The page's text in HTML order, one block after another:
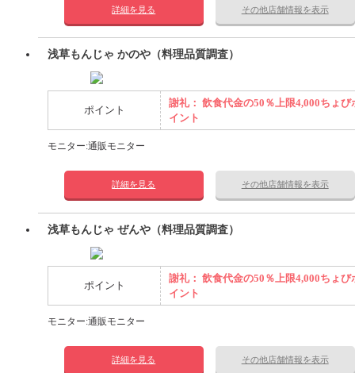
詳細を見る その他店舗情報を表示
浅草もんじゃ かのや（料理品質調査）
ポイント
謝礼： 飲食代金の50％上限4,000ちょび
イント
モニター:通販モニター
詳細を見る その他店舗情報を表示
浅草もんじゃ ぜんや（料理品質調査）
ポイント
謝礼： 飲食代金の50％上限4,000ちょび
イント
モニター:通販モニター
詳細を見る その他店舗情報を表示